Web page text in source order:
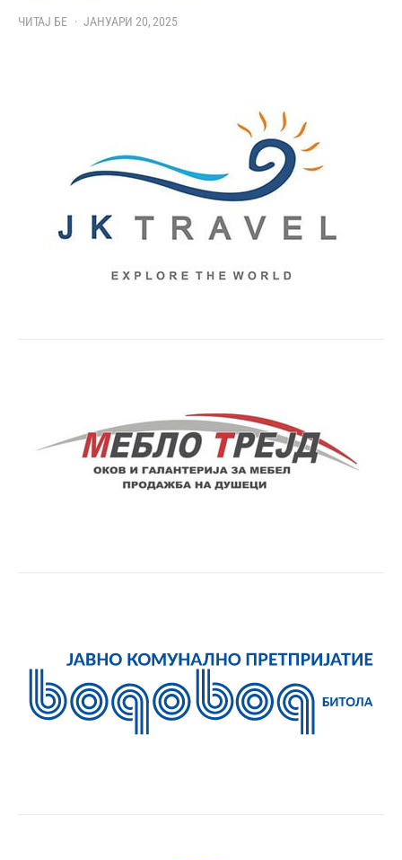
ЧИТАЈ БЕ ЈАНУАРИ 20, 2025